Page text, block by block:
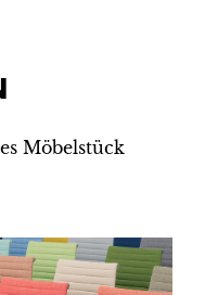
Möbelstück